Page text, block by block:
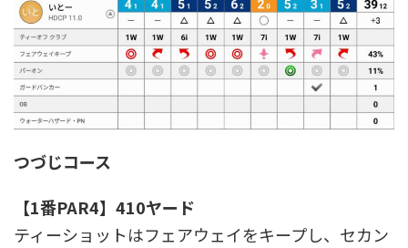
つづじコース
【1番PAR4】410ヤード
ティーショットはフェアウェイをキープし、セカン